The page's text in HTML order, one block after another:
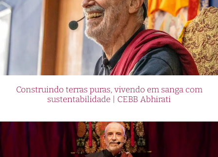
Construindo terras puras, vivendo em sanga com
sustentabilidade | CEBB Abhirati